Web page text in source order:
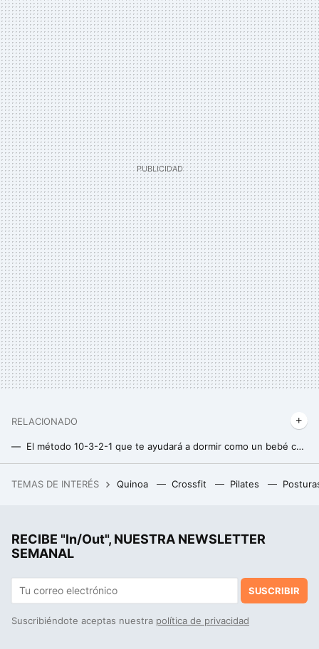
RELACIONADO
El método 10-3-2-1 que te ayudará a dormir como un bebé cada noche
TEMAS DE INTERÉS Quinoa Crossfit Pilates
RECIBE "In/Out", NUESTRA NEWSLETTER
SEMANAL
SUSCRIBIR
Suscribiéndote aceptas nuestra política de privacidad